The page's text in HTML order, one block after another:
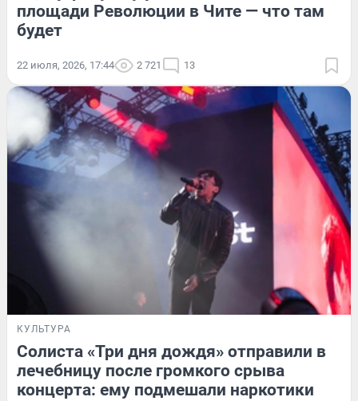
площади Революции в Чите — что там
будет
22 июля, 2026, 17:44 2 721 13
КУЛЬТУРА
Солиста «Три дня дождя» отправили в
лечебницу после громкого срыва
концерта: ему подмешали наркотики